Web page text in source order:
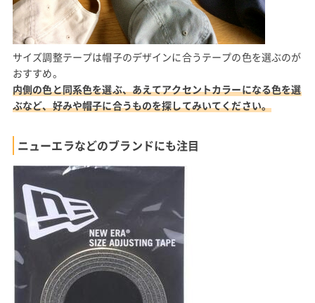
サイズ調整テープは帽子のデザインに合うテープの色を選ぶのが
おすすめ。
内側の色と同系色を選ぶ、あえてアクセントカラーになる色を選
ぶなど、好みや帽子に合うものを探してみいてください。
ニューエラなどのブランドにも注目